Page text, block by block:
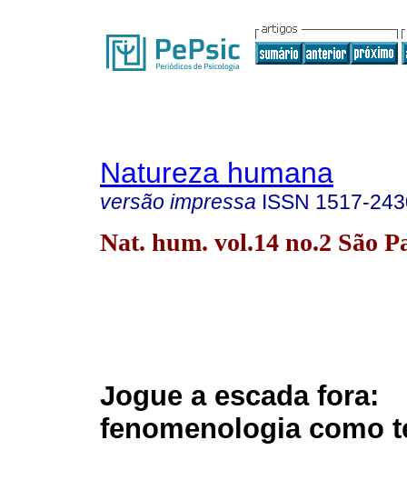
Natureza humana
versão impressa ISSN 1517-
Nat. hum. vol.14 no.2 São
Jogue a escada fora:
fenomenologia como